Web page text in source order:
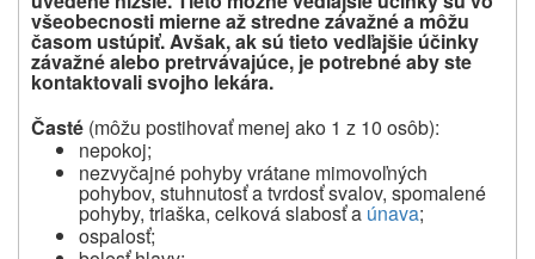
všeobecnosti mierne až stredne závažné a môžu
časom ustúpiť. Avšak, ak sú tieto vedľajšie účinky
závažné alebo pretrvávajúce, je potrebné aby ste
kontaktovali svojho lekára.
Časté (môžu postihovať menej ako 1 z 10 osôb):
nepokoj;
nezvyčajné pohyby vrátane mimovoľných
pohybov, stuhnutosť atvrdosť svalov, spomalené
pohyby, triaška, celková slabosť a únava;
ospalosť;